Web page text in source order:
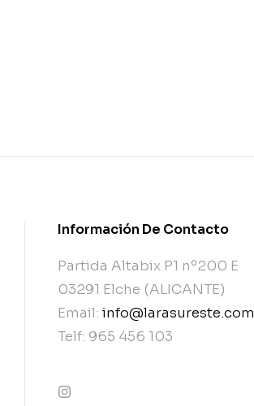
Información De Contacto
Partida Altabix P1 nº200 E
03291 Elche (ALICANTE)
Email: info@larasureste.com
Telf: 965 456 103